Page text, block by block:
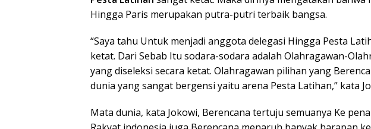
Hingga Paris merupakan putra-putri terbaik bangsa.
“Saya tahu Untuk menjadi anggota delegasi Hingga Pesta
ketat. Dari Sebab Itu sodara-sodara adalah Olahragawan-
yang diseleksi secara ketat. Olahragawan pilihan yang
dunia yang sangat bergensi yaitu arena Pesta Latihan,” kata
Mata dunia, kata Jokowi, Berencana tertuju semuanya Ke